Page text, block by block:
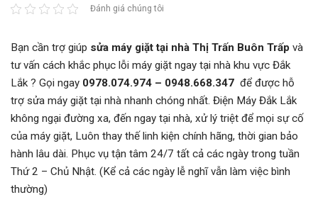
Đánh giá chúng tôi
Bạn cần trợ giúp sửa máy giặt tại nhà Thị Trấn Buôn Trấp và
tư vấn cách khắc phục lỗi máy giặt ngay tại nhà khu vực Đắk
Lắk ? Gọi ngay 0978.074.974 – 0948.668.347 để được hỗ
trợ sửa máy giặt tại nhà nhanh chóng nhất. Điện Máy Đắk Lắk
không ngại đường xa, đến ngay tại nhà, xử lý triệt để mọi sự cố
của máy giặt, Luôn thay thế linh kiện chính hãng, thời gian bảo
hành lâu dài. Phục vụ tận tâm 24/7 tất cả các ngày trong tuần
Thứ 2 – Chủ Nhật. (Kể cả các ngày lễ nghĩ vẫn làm việc bình
thường)